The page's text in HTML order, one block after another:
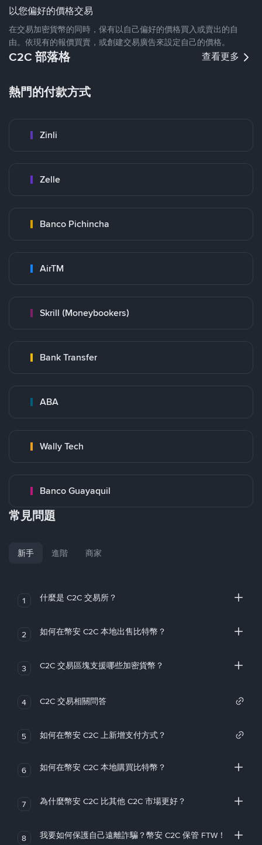
以您偏好的價格交易
在交易加密貨幣的同時，保有以自己偏好的價格買入或賣出的自
由。依現有的報價買賣，或創建交易廣告來設定自己的價格。
C2C 部落格 查看更多
熱門的付款方式
Zinli
Zelle
Banco Pichincha
AirTM
Skrill (Moneybookers)
Bank Transfer
ABA
Wally Tech
Banco Guayaquil
常見問題
新手 進階 商家
1 什麼是 C2C 交易所？
2 如何在幣安 C2C 本地出售比特幣？
3 C2C 交易區塊支援哪些加密貨幣？
4 C2C 交易相關問答
5 如何在幣安 C2C 上新增支付方式？
6 如何在幣安 C2C 本地購買比特幣？
7 為什麼幣安 C2C 比其他 C2C 市場更好？
8 我要如何保護自己遠離詐騙？幣安 C2C 保管 FTW！